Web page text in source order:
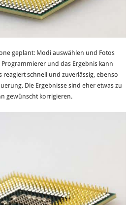
geplant: Modi auswählen und Fotos
und das Ergebnis kann
reagiert schnell und zuverlässig, ebenso
Die Ergebnisse sind eher etwas zu
gewünscht korrigieren.